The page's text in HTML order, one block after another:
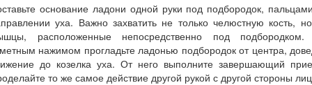
основание ладони одной руки под подбородок,
уха. Важно захватить не только челюстную кость,
расположенные непосредственно под
нажимом прогладьте ладонью подбородок от центра,
до козелка уха. От него выполните завершающий
то же самое действие другой рукой с другой стороны